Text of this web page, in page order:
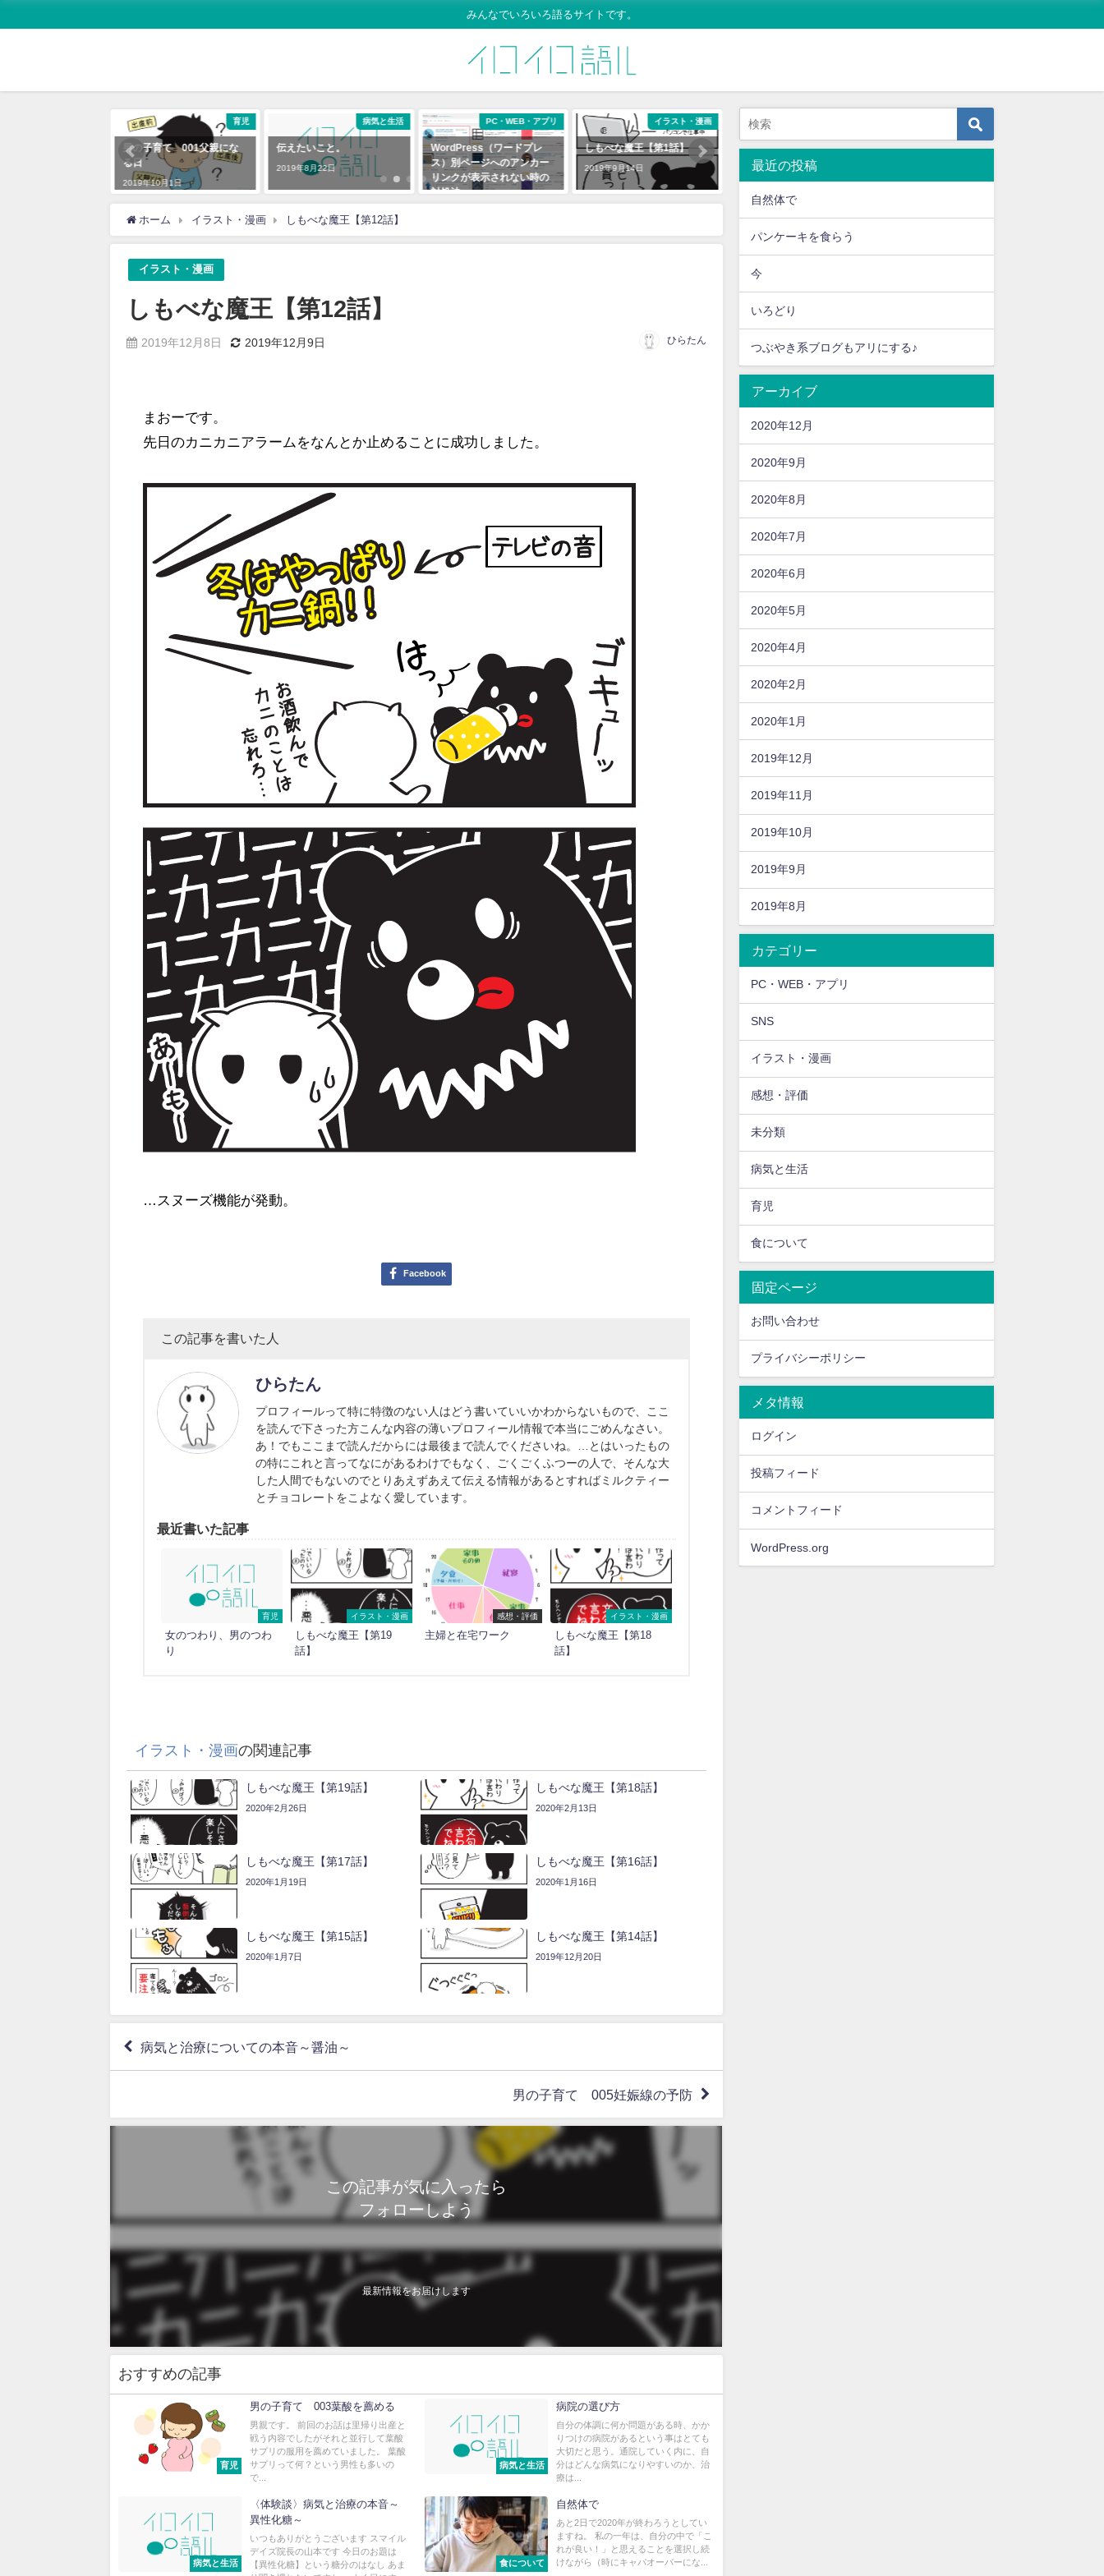
みんなでいろいろ語るサイトです。
育児
男の子育て 001父親にな
る日
2019年10月1日
病気と生活
伝えたいこと。
2019年8月22日
PC・WEB・アプリ
WordPress（ワードプレ
ス）別ページへのアンカー
リンクが表示されない時の
対処法
イラスト・漫画
しもべな魔王【第1話】
2019年9月14日
〈体験談〉病気と治療につ
いての本音～自己紹介～
2019年8月30日
イラスト・漫画
ラグビーワールドカップ
2019年9月21日
ホーム イラスト・漫画 しもべな魔王【第12話】
イラスト・漫画
しもべな魔王【第12話】
2019年12月8日 2019年12月9日 ひらたん
まおーです。
先日のカニカニアラームをなんとか止めることに成功しました。
…スヌーズ機能が発動。
Facebook
この記事を書いた人
ひらたん
プロフィールって特に特徴のない人はどう書いていいかわからないもので、ここ
を読んで下さった方こんな内容の薄いプロフィール情報で本当にごめんなさい。
あ！でもここまで読んだからには最後まで読んでくださいね。…とはいったもの
の特にこれと言ってなにがあるわけでもなく、ごくごくふつーの人で、そんな大
した人間でもないのでとりあえずあえて伝える情報があるとすればミルクティー
とチョコレートをこよなく愛しています。
最近書いた記事
育児
女のつわり、男のつわ
り
イラスト・漫画
しもべな魔王【第19
話】
感想・評価
主婦と在宅ワーク
イラスト・漫画
しもべな魔王【第18
話】
イラスト・漫画の関連記事
しもべな魔王【第19話】
2020年2月26日
しもべな魔王【第18話】
2020年2月13日
しもべな魔王【第17話】
2020年1月19日
しもべな魔王【第16話】
2020年1月16日
しもべな魔王【第15話】
2020年1月7日
しもべな魔王【第14話】
2019年12月20日
病気と治療についての本音～醤油～
男の子育て 005妊娠線の予防
この記事が気に入ったら
フォローしよう
最新情報をお届けします
おすすめの記事
育児
男の子育て 003葉酸を薦める
男親です。 前回のお話は里帰り出産と
戦う内容でしたがそれと並行して葉酸
サプリの服用を薦めていました。 葉酸
サプリって何？という男性も多いの
で...
病気と生活
病院の選び方
自分の体調に何か問題がある時、かか
りつけの病院があるという事はとても
大切だと思う。通院していく内に、自
分はどんな病気になりやすいのか、治
療は...
病気と生活
〈体験談〉病気と治療の本音～
異性化糖～
いつもありがとうございます スマイル
デイズ院長の山本です 今日のお題は
【異性化糖】という糖分のはなし あま
食について
自然体で
あと2日で2020年が終わろうとしてい
ますね。 私の一年は、自分の中で「こ
れが良い！」と思えることを選択し続
けながら（時にキャパオーバーにな...
最近の投稿
自然体で
パンケーキを食らう
今
いろどり
つぶやき系ブログもアリにする♪
アーカイブ
2020年12月
2020年9月
2020年8月
2020年7月
2020年6月
2020年5月
2020年4月
2020年2月
2020年1月
2019年12月
2019年11月
2019年10月
2019年9月
2019年8月
カテゴリー
PC・WEB・アプリ
SNS
イラスト・漫画
感想・評価
未分類
病気と生活
育児
食について
固定ページ
お問い合わせ
プライバシーポリシー
メタ情報
ログイン
投稿フィード
コメントフィード
WordPress.org